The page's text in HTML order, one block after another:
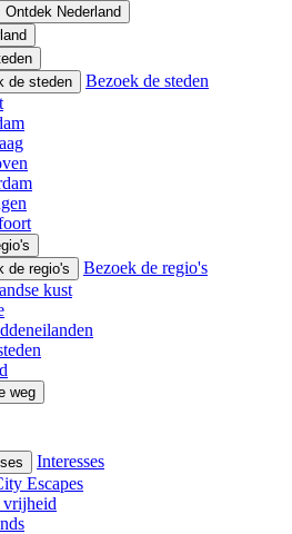
Ontdek Nederland
de steden
Bezoek de steden
de regio's
Bezoek de regio's
kust
weg
Interesses
Escapes
vrijheid